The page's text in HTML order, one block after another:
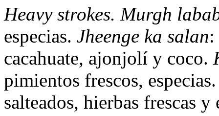
Heavy strokes. Murgh
especias. Jheenge ka salan
cacahuate, ajonjolí y coco.
pimientos frescos, especias.
salteados, hierbas frescas y